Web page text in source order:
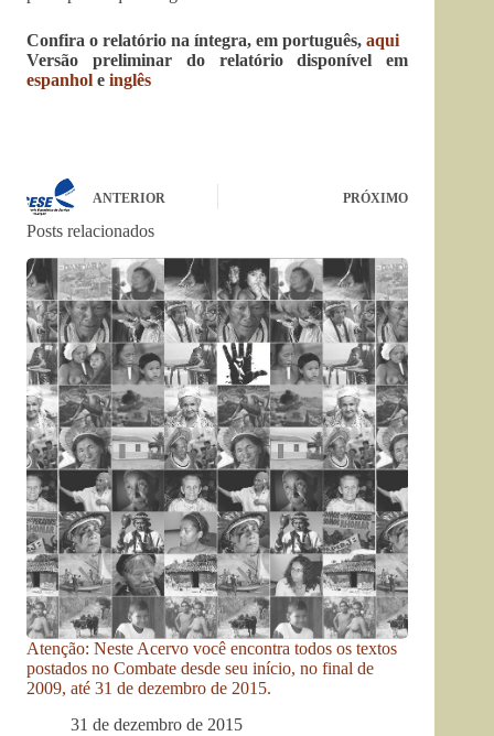
Confira o relatório na íntegra, em português, aqui
Versão preliminar do relatório disponível em
espanhol e inglês
ANTERIOR PRÓXIMO
Posts relacionados
Atenção: Neste Acervo você encontra todos os textos
postados no Combate desde seu início, no final de
2009, até 31 de dezembro de 2015.
31 de dezembro de 2015